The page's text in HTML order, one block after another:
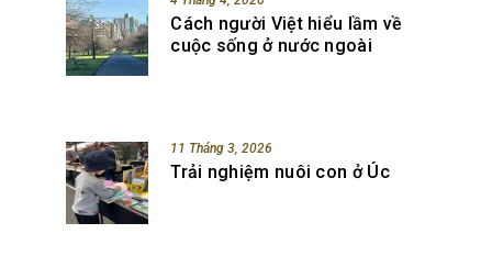
Cách người Việt hiểu lầm về
cuộc sống ở nước ngoài
11 Tháng 3, 2026
Trải nghiệm nuôi con ở Úc